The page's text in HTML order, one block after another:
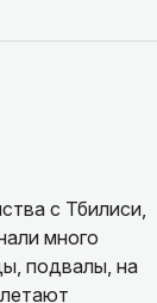
с Тбилиси,
много
подвалы, на